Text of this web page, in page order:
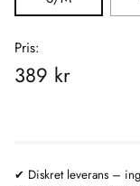
Pris:
Rekommenderat
389 kr
✔ Diskret leverans –